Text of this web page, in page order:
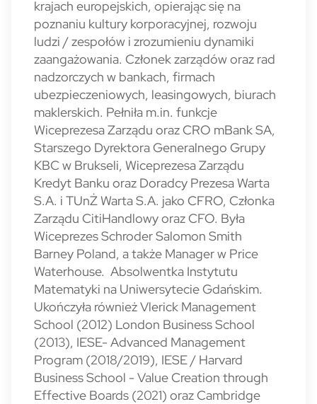
krajach europejskich, opierając się na
poznaniu kultury korporacyjnej, rozwoju
ludzi / zespołów i zrozumieniu dynamiki
zaangażowania. Członek zarządów oraz rad
nadzorczych w bankach, firmach
ubezpieczeniowych, leasingowych, biurach
maklerskich. Pełniła m.in. funkcje
Wiceprezesa Zarządu oraz CRO mBank SA,
Starszego Dyrektora Generalnego Grupy
KBC w Brukseli, Wiceprezesa Zarządu
Kredyt Banku oraz Doradcy Prezesa Warta
S.A. i TUnŻ Warta S.A. jako CFRO, Członka
Zarządu CitiHandlowy oraz CFO. Była
Wiceprezes Schroder Salomon Smith
Barney Poland, a także Manager w Price
Waterhouse. Absolwentka Instytutu
Matematyki na Uniwersytecie Gdańskim.
Ukończyła również Vlerick Management
School (2012) London Business School
(2013), IESE- Advanced Management
Program (2018/2019), IESE / Harvard
Business School - Value Creation through
Effective Boards (2021) oraz Cambridge